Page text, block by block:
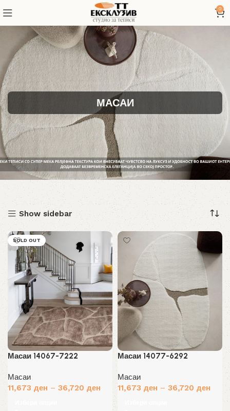
0
МАСАИ
Show sidebar
SOLD OUT
Масаи 14067-7222
Масаи
11,673 ден – 36,720 ден
Масаи 14077-6292
Масаи
11,673 ден – 36,720 ден